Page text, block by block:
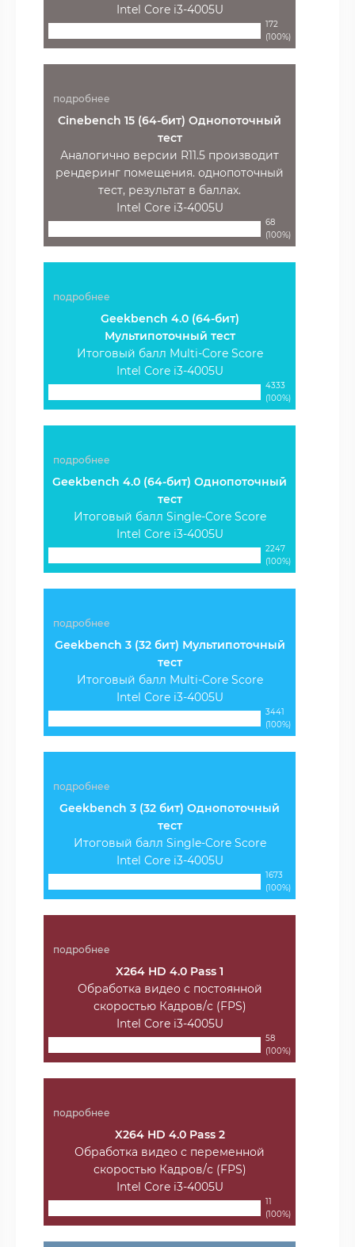
Intel Core i3-4005U
172
(100%)
подробнее
Cinebench 15 (64-бит) Однопоточный
тест
Аналогично версии R11.5 производит
рендеринг помещения. однопоточный
тест, результат в баллах.
Intel Core i3-4005U
68
(100%)
подробнее
Geekbench 4.0 (64-бит)
Мультипоточный тест
Итоговый балл Multi-Core Score
Intel Core i3-4005U
4333
(100%)
подробнее
Geekbench 4.0 (64-бит) Однопоточный
тест
Итоговый балл Single-Core Score
Intel Core i3-4005U
2247
(100%)
подробнее
Geekbench 3 (32 бит) Мультипоточный
тест
Итоговый балл Multi-Core Score
Intel Core i3-4005U
3441
(100%)
подробнее
Geekbench 3 (32 бит) Однопоточный
тест
Итоговый балл Single-Core Score
Intel Core i3-4005U
1673
(100%)
подробнее
X264 HD 4.0 Pass 1
Обработка видео с постоянной
скоростью Кадров/с (FPS)
Intel Core i3-4005U
58
(100%)
подробнее
X264 HD 4.0 Pass 2
Обработка видео с переменной
скоростью Кадров/с (FPS)
Intel Core i3-4005U
11
(100%)